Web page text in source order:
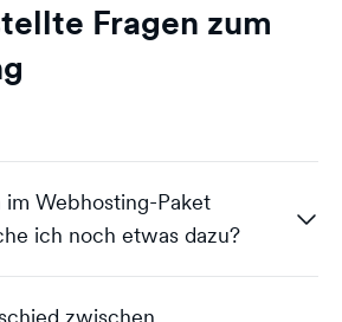
Fragen zum
Webhosting-Paket
ich noch etwas dazu?